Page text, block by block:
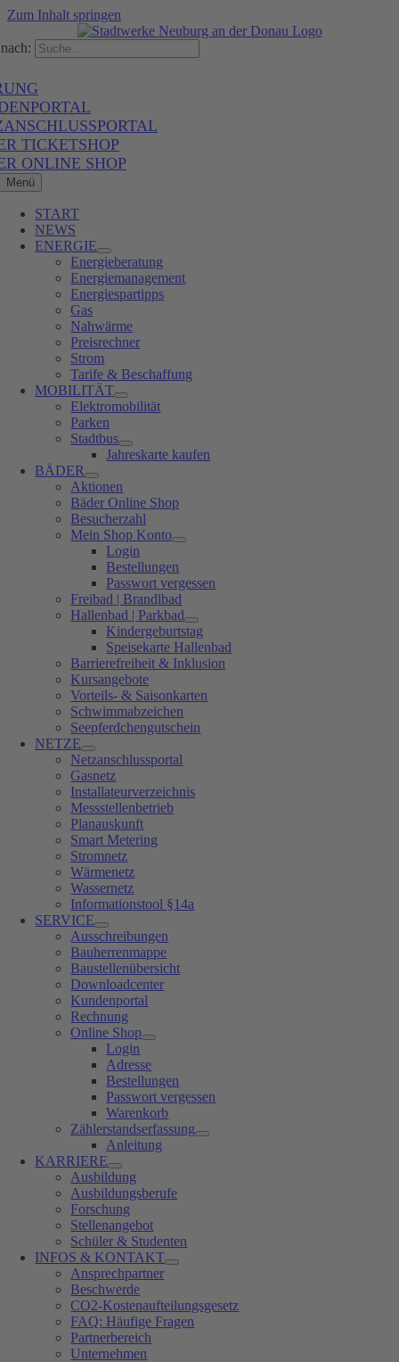
Zum Inhalt springen
TICKETSHOP
ONLINE SHOP
Menü
START
NEWS
ENERGIE
Energieberatung
Energiemanagement
Energiespartipps
Gas
Nahwärme
Preisrechner
Strom
Tarife & Beschaffung
MOBILITÄT
Elektromobilität
Parken
Stadtbus
Jahreskarte kaufen
BÄDER
Aktionen
Bäder Online Shop
Besucherzahl
Mein Shop Konto
Login
Bestellungen
Passwort vergessen
Freibad | Brandlbad
Hallenbad | Parkbad
Kindergeburtstag
Speisekarte Hallenbad
Barrierefreiheit & Inklusion
Kursangebote
Vorteils- & Saisonkarten
Schwimmabzeichen
Seepferdchengutschein
NETZE
Netzanschlussportal
Gasnetz
Installateurverzeichnis
Messstellenbetrieb
Planauskunft
Smart Metering
Stromnetz
Wärmenetz
Wassernetz
Informationstool §14a
SERVICE
Ausschreibungen
Bauherrenmappe
Baustellenübersicht
Downloadcenter
Kundenportal
Rechnung
Online Shop
Login
Adresse
Bestellungen
Passwort vergessen
Warenkorb
Zählerstandserfassung
Anleitung
KARRIERE
Ausbildung
Ausbildungsberufe
Forschung
Stellenangebot
Schüler & Studenten
INFOS & KONTAKT
Ansprechpartner
Beschwerde
CO2-Kostenaufteilungsgesetz
FAQ: Häufige Fragen
Partnerbereich
Unternehmen